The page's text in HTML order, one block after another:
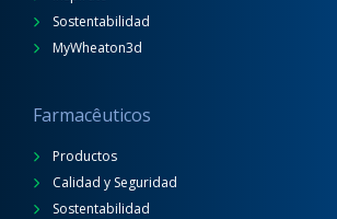
Sostentabilidad
MyWheaton3d
Farmacêuticos
Productos
Calidad y Seguridad
Sostentabilidad